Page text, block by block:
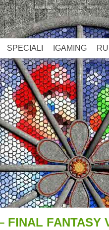
SPECIALI IGAMING
FANTASY